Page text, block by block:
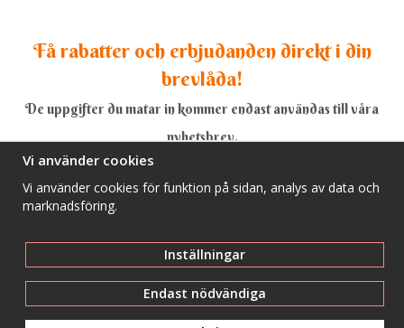
Få rabatter och erbjudanden direkt i din
brevlåda!
De uppgifter du matar in kommer endast användas till våra
nyhetsbrev.
Vi använder cookies
Vi använder cookies för funktion på sidan, analys av data och
marknadsföring.
Inställningar
Endast nödvändiga